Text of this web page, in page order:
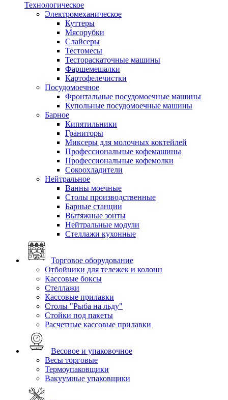
Технологическое
Электромеханическое
Куттеры
Мясорубки
Слайсеры
Тестомесы
Тестораскаточные машины
Фаршемешалки
Картофелечистки
Посудомоечное
Фронтальные посудомоечные машины
Купольные посудомоечные машины
Барное
Кипятильники
Граниторы
Миксеры для молочных коктейлей
Профессиональные кофемашины
Профессиональные кофемолки
Сокоохладители
Нейтральное
Ванны моечные
Столы производственные
Барные станции
Вытяжные зонты
Нейтральные модули
Стеллажи кухонные
Торговое оборудование
Отбойники для тележек и колонн
Кассовые боксы
Стеллажи
Кассовые прилавки
Столы "Рыба на льду"
Стойки под пакеты
Расчетные кассовые прилавки
Весовое и упаковочное
Весы торговые
Термоупаковщики
Вакуумные упаковщики